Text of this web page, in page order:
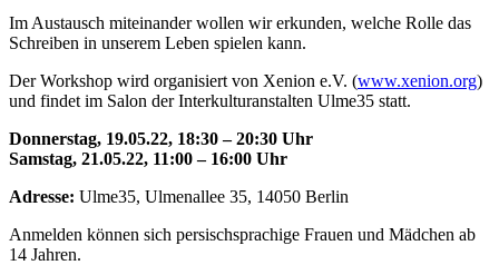
Im Austausch miteinander wollen wir erkunden, welche Rolle das
Schreiben in unserem Leben spielen kann.
Der Workshop wird organisiert von Xenion e.V. (www.xenion.org)
und findet im Salon der Interkulturanstalten Ulme35 statt.
Donnerstag, 19.05.22, 18:30 – 20:30 Uhr
Samstag, 21.05.22, 11:00 – 16:00 Uhr
Adresse: Ulme35, Ulmenallee 35, 14050 Berlin
Anmelden können sich persischsprachige Frauen und Mädchen ab
14 Jahren.